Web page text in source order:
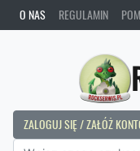
O NAS REGULAMIN
ZALOGUJ SIĘ / ZAŁÓŻ